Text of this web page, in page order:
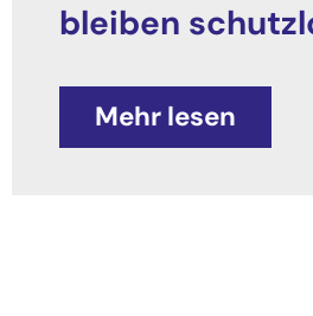
bleiben
Mehr lesen